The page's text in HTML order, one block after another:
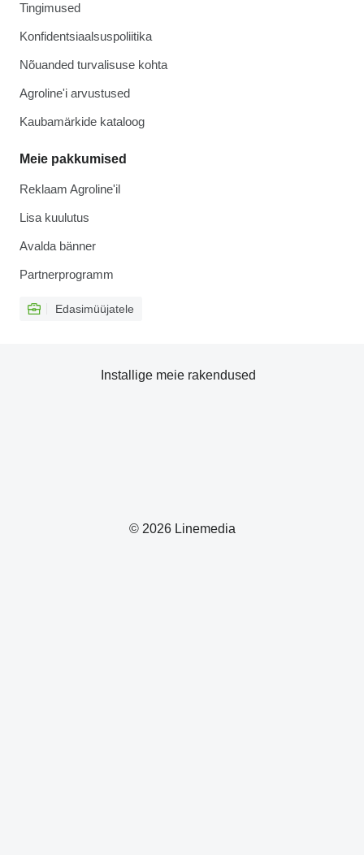
Tingimused
Konfidentsiaalsuspoliitika
Nõuanded turvalisuse kohta
Agroline'i arvustused
Kaubamärkide kataloog
Meie pakkumised
Reklaam Agroline'il
Lisa kuulutus
Avalda bänner
Partnerprogramm
Edasimüüjatele
© 2026 Linemedia
Installige meie rakendused